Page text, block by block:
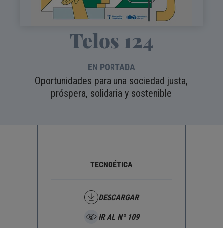
Telos 124
EN PORTADA
Oportunidades para una sociedad justa,
próspera, solidaria y sostenible
TECNOÉTICA
DESCARGAR
IR AL Nº 109